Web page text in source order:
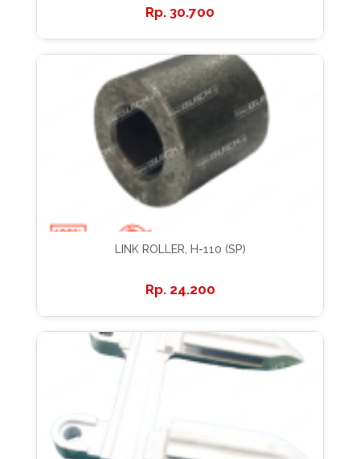
30.700
LINK ROLLER, H-110 (SP)
24.200